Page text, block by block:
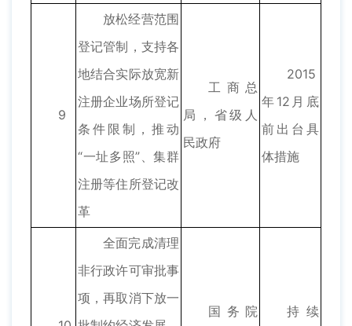
9
放松经营范围
登记管制，支持各
地结合实际放宽新
注册企业场所登记
条件限制，推动
“一址多照”、集群
注册等住所登记改
革
工商总
局，省级人
民政府
2015
年12月底
前出台具
体措施
全面完成清理
非行政许可审批事
项，再取消下放一
国务院
持续